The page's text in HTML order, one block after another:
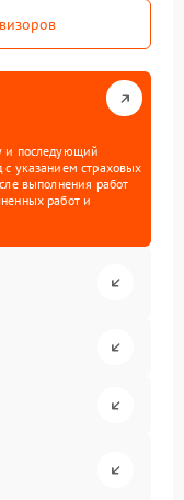
и последующий
с указанием страховых
выполнения работ
работ и